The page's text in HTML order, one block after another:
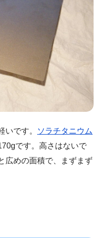
いです。
ソラチタニウム
です。高さはないで
広めの面積で、まずまず